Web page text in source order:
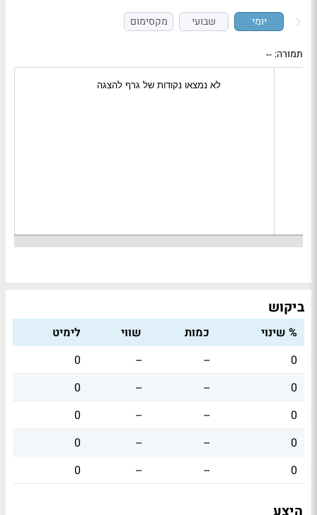
יומי שבועי מקסימום
תמורה: --
ביקוש
% שינוי כמות שווי
לימיט
0
--
--
0
0
--
--
0
0
--
--
0
0
--
--
0
0
--
--
0